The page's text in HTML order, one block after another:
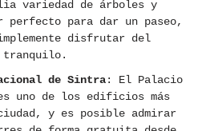
variedad de árboles y
perfecto para dar un paseo,
disfrutar del
tranquilo.
de Sintra: El Palacio
uno de los edificios más
y es posible admirar